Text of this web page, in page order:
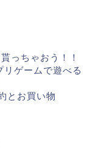
っちゃおう！！
リゲームで遊べる
とお買い物